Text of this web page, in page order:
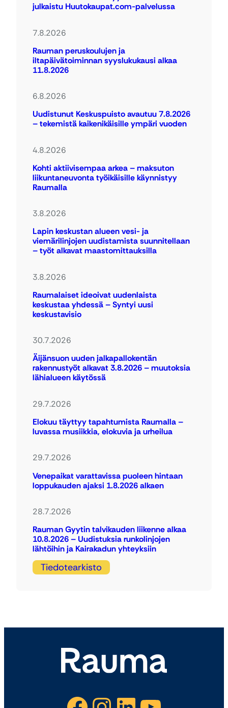
julkaistu Huutokaupat.com-palvelussa
7.8.2026
Rauman peruskoulujen ja
iltapäivätoiminnan syyslukukausi alkaa
11.8.2026
6.8.2026
Uudistunut Keskuspuisto avautuu 7.8.2026
– tekemistä kaikenikäisille ympäri vuoden
4.8.2026
Kohti aktiivisempaa arkea – maksuton
liikuntaneuvonta työikäisille käynnistyy
Raumalla
3.8.2026
Lapin keskustan alueen vesi- ja
viemärilinjojen uudistamista suunnitellaan
– työt alkavat maastomittauksilla
3.8.2026
Raumalaiset ideoivat uudenlaista
keskustaa yhdessä – Syntyi uusi
keskustavisio
30.7.2026
Äijänsuon uuden jalkapallokentän
rakennustyöt alkavat 3.8.2026 – muutoksia
lähialueen käytössä
29.7.2026
Elokuu täyttyy tapahtumista Raumalla –
luvassa musiikkia, elokuvia ja urheilua
29.7.2026
Venepaikat varattavissa puoleen hintaan
loppukauden ajaksi 1.8.2026 alkaen
28.7.2026
Rauman Gyytin talvikauden liikenne alkaa
10.8.2026 – Uudistuksia runkolinjojen
lähtöihin ja Kairakadun yhteyksiin
Tiedotearkisto